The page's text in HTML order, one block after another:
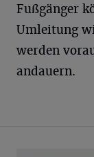
Fußgänger
Umleitung
werden
andauern.